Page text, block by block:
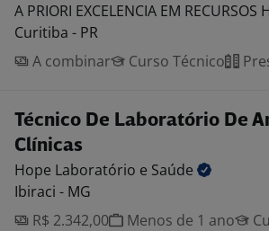
A PRIORI EXCELENCIA EM RECURSOS
Curitiba - PR
A combinar
Curso Técnico
Técnico De Laboratório De
Clínicas
Hope Laboratório e Saúde
Ibiraci - MG
R$ 2.342,00
Menos de 1 ano